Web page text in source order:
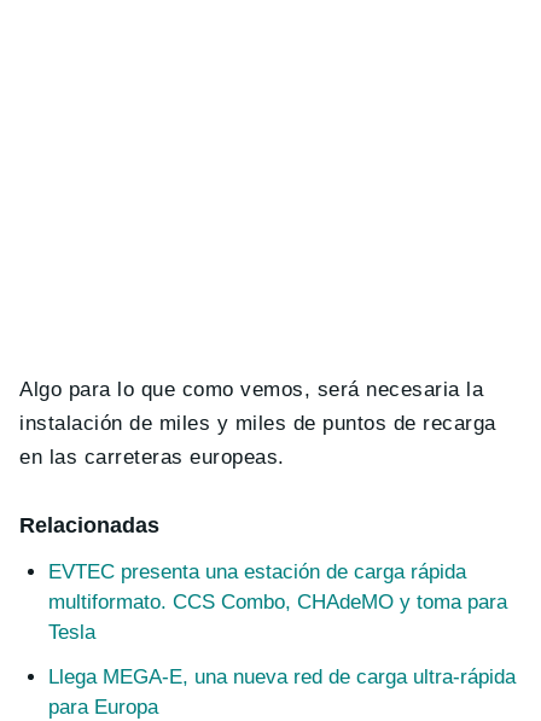
Algo para lo que como vemos, será necesaria la
instalación de miles y miles de puntos de recarga
en las carreteras europeas.
Relacionadas
EVTEC presenta una estación de carga rápida
multiformato. CCS Combo, CHAdeMO y toma para
Tesla
Llega MEGA-E, una nueva red de carga ultra-rápida
para Europa